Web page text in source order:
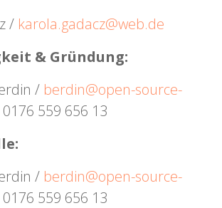
/ karola.gadacz@web.de
& Gründung:
/ berdin@open-source-
559 656 13
/ berdin@open-source-
559 656 13